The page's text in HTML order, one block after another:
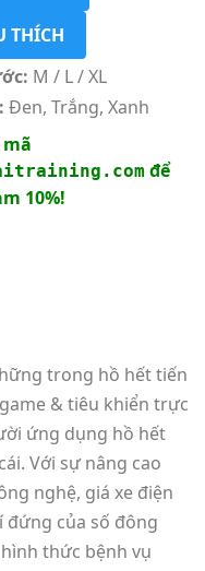
THÍCH
M / L / XL
Đen, Trắng, Xanh
để
10%!
trong hồ hết tiến
& tiêu khiển trực
ứng dụng hồ hết
Với sự nâng cao
nghệ, giá xe điện
đứng của số đông
thức bệnh vụ